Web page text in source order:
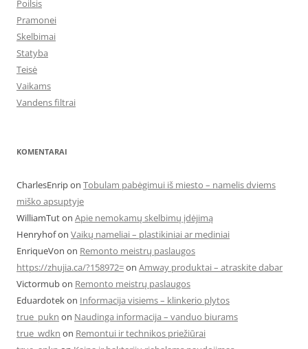
Poilsis
Pramonei
Skelbimai
Statyba
Teisė
Vaikams
Vandens filtrai
KOMENTARAI
CharlesEnripon Tobulam pabėgimui iš miesto – namelis dviems
miško apsuptyje
WilliamTuton Apie nemokamų skelbimų įdėjimą
Henryhofon Vaikų nameliai – plastikiniai ar mediniai
EnriqueVon on Remonto meistrų paslaugos
https://zhujia.ca/?158972=on Amway produktai – atraskite dabar
Victormubon Remonto meistrų paslaugos
Eduardotekon Informacija visiems – klinkerio plytos
true_pukn on Naudinga informacija – vanduo biurams
true_wdkn on Remontui ir technikos priežiūrai